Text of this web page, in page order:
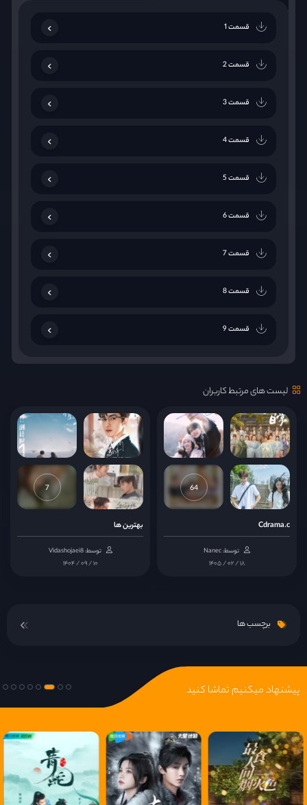
قسمت 1
قسمت 2
قسمت 3
قسمت 4
قسمت 5
قسمت 6
قسمت 7
قسمت 8
قسمت 9
قسمت 10
قسمت 12
قسمت 13
قسمت 15
قسمت 18
قسمت 20
قسمت 21
لیست های مرتبط کاربران
64
Cdrama.c
توسط: Nanec
۱۴۰۵ / ۰۲ / ۱۸
7
بهترین ها
توسط: Vidashojaei8
۱۴۰۴ / ۰۹ / ۱۰
برچسب ها
پیشنهاد میکنیم تماشا کنید